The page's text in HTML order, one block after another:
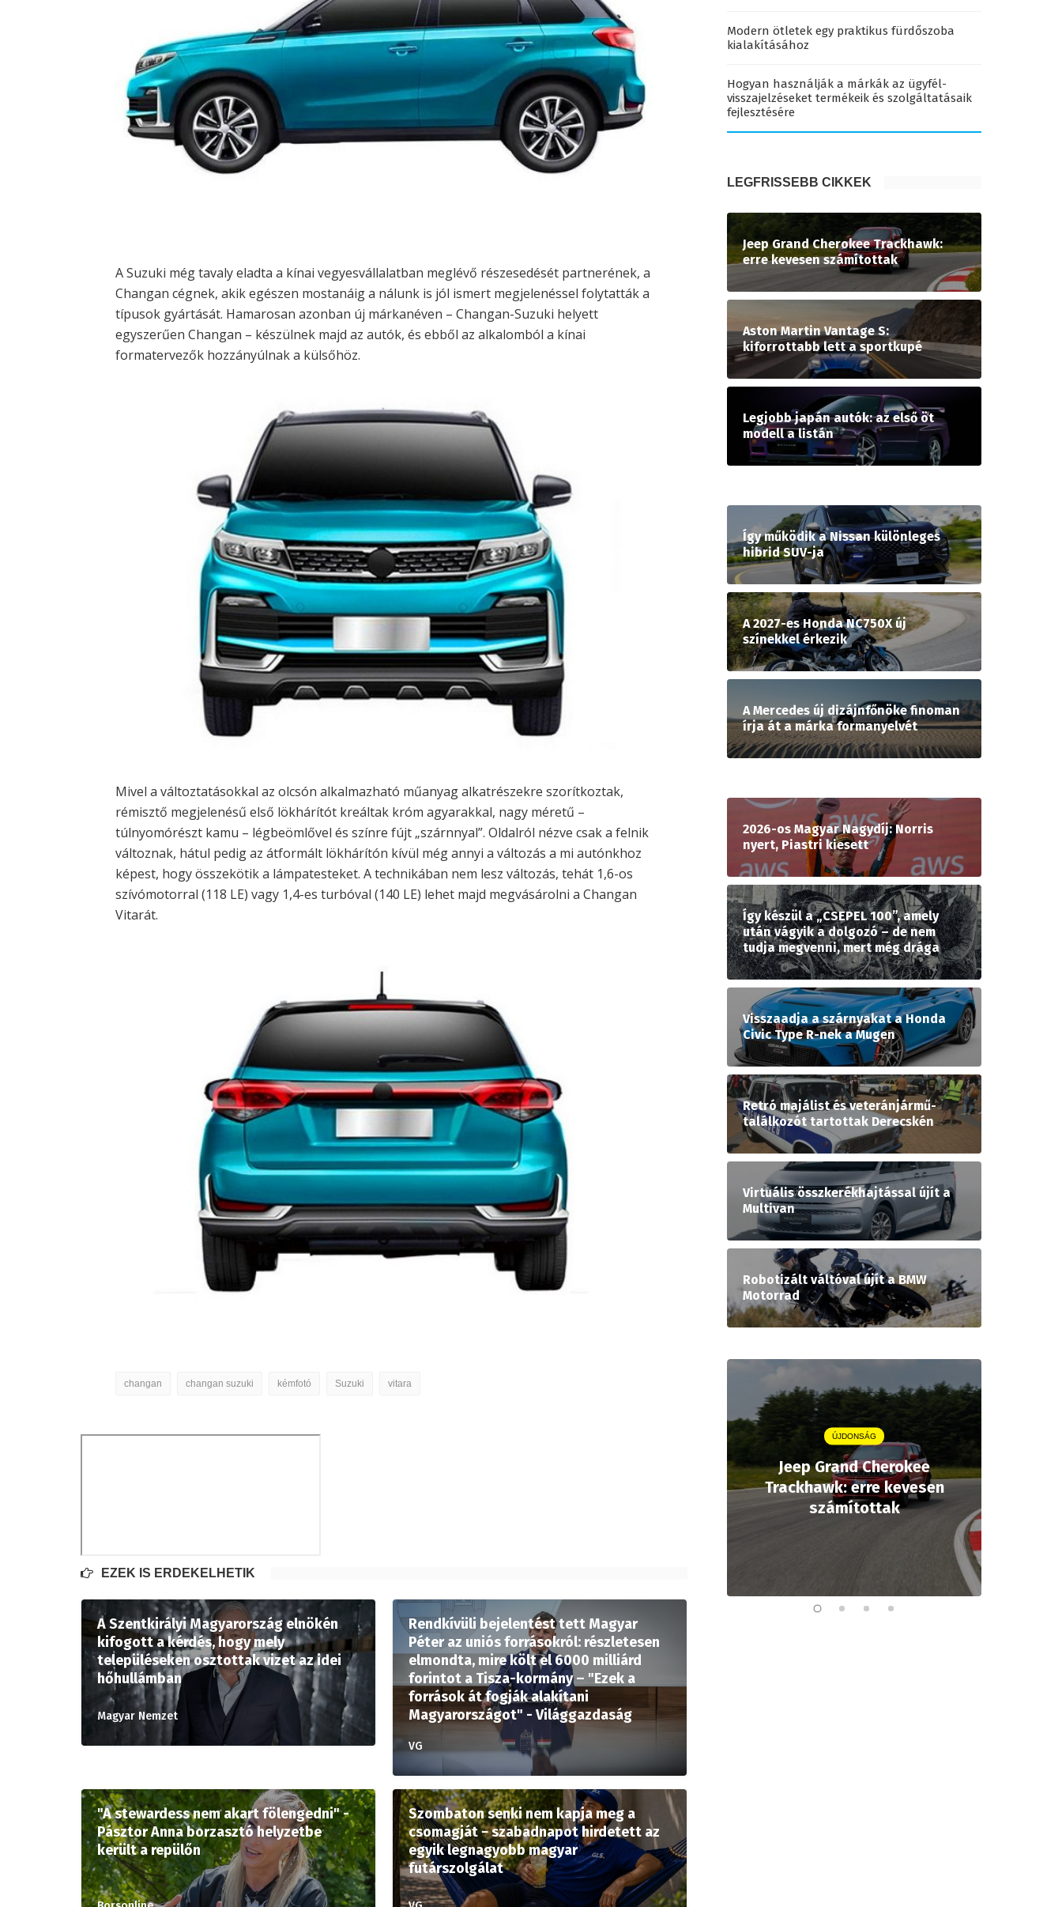
A Suzuki még tavaly eladta a kínai vegyesvállalatban meglévő részesedését partnerének, a
Changan cégnek, akik egészen mostanáig a nálunk is jól ismert megjelenéssel folytatták a
típusok gyártását. Hamarosan azonban új márkanéven – Changan-Suzuki helyett
egyszerűen Changan – készülnek majd az autók, és ebből az alkalomból a kínai
formatervezők hozzányúlnak a külsőhöz.
Mivel a változtatásokkal az olcsón alkalmazható műanyag alkatrészekre szorítkoztak,
rémisztő megjelenésű első lökhárítót kreáltak króm agyarakkal, nagy méretű –
túlnyomórészt kamu – légbeömlővel és színre fújt „szárnnyal”. Oldalról nézve csak a felnik
változnak, hátul pedig az átformált lökhárítón kívül még annyi a változás a mi autónkhoz
képest, hogy összekötik a lámpatesteket. A technikában nem lesz változás, tehát 1,6-os
szívómotorral (118 LE) vagy 1,4-es turbóval (140 LE) lehet majd megvásárolni a Changan
Vitarát.
changan changan suzuki kémfotó Suzuki vitara
EZEK IS ÉRDEKELHETIK
A Szentkirályi Magyarország elnökén
kifogott a kérdés, hogy mely
településeken osztottak vizet az idei
hőhullámban
Magyar Nemzet
Rendkívüli bejelentést tett Magyar
Péter az uniós forrásokról: részletesen
elmondta, mire költ el 6000 milliárd
forintot a Tisza-kormány – "Ezek a
források át fogják alakítani
Magyarországot" - Világgazdaság
VG
"A stewardess nem akart fölengedni" -
Pásztor Anna borzasztó helyzetbe
került a repülőn
Szombaton senki nem kapja meg a
csomagját − szabadnapot hirdetett az
egyik legnagyobb magyar
futárszolgálat
Modern ötletek egy praktikus fürdőszoba
kialakításához
Hogyan használják a márkák az ügyfél-
visszajelzéseket termékeik és szolgáltatásaik
fejlesztésére
LEGFRISSEBB CIKKEK
Jeep Grand Cherokee Trackhawk:
erre kevesen számítottak
Aston Martin Vantage S:
kiforrottabb lett a sportkupé
Legjobb japán autók: az első öt
modell a listán
Így működik a Nissan különleges
hibrid SUV-ja
A 2027-es Honda NC750X új
színekkel érkezik
A Mercedes új dizájnfőnöke finoman
írja át a márka formanyelvét
2026-os Magyar Nagydíj: Norris
nyert, Piastri kiesett
Így készül a „CSEPEL 100”, amely
után vágyik a dolgozó – de nem
tudja megvenni, mert még drága
Visszaadja a szárnyakat a Honda
Civic Type R-nek a Mugen
Retró majálist és veteránjármű-
találkozót tartottak Derecskén
Virtuális összkerékhajtással újít a
Multivan
Robotizált váltóval újít a BMW
Motorrad
ÚJDONSÁG
Jeep Grand Cherokee
Trackhawk: erre kevesen
számítottak